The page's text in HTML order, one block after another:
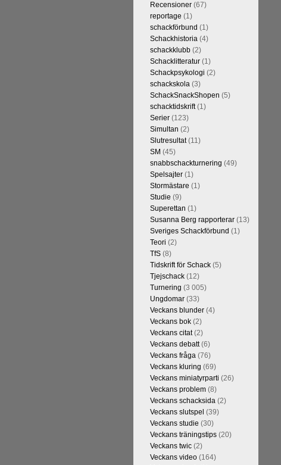
Recensioner(67)
reportage (1)
schackförbund (1)
Schackhistoria(4)
schackklubb(2)
Schacklitteratur(1)
Schackpsykologi (2)
schackskola(3)
SchackSnackShopen (5)
schacktidskrift(1)
Serier(123)
Simultan (2)
Slutresultat(11)
SM (45)
snabbschackturnering (49)
Spelsajter(1)
Stormästare (1)
Studie (9)
Superettan (1)
Susanna Berg rapporterar(13)
Sveriges Schackförbund (1)
Teori (2)
TfS(8)
Tidskrift för Schack(5)
Tjejschack(12)
Turnering (3 005)
Ungdomar(33)
Veckans blunder(4)
Veckans bok(2)
Veckans citat(2)
Veckans debatt(6)
Veckans fråga(76)
Veckans kluring (69)
Veckans miniatyrparti (26)
Veckans problem(8)
Veckans schacksida(2)
Veckans slutspel (39)
Veckans studie (30)
Veckans träningstips(20)
Veckans twic(2)
Veckans video(164)